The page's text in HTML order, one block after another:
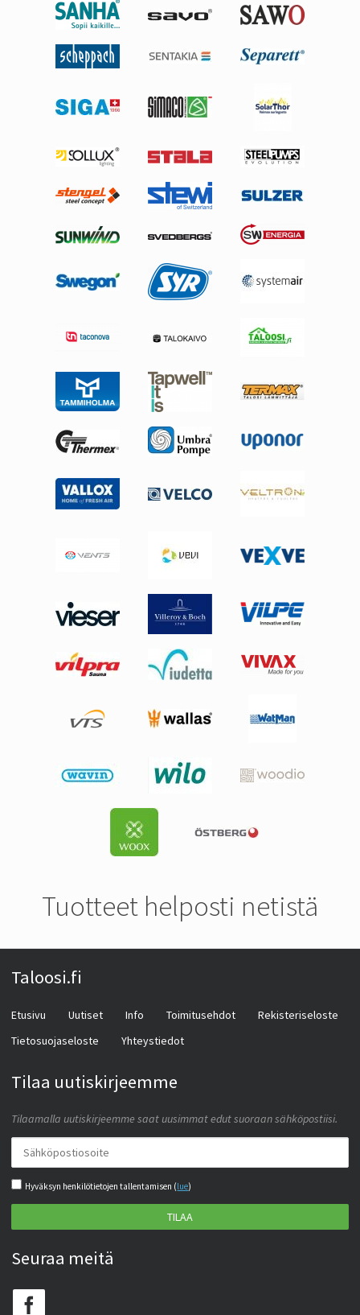
Tuotteet helposti netistä
Taloosi.fi
Etusivu Uutiset Info Toimitusehdot
Rekisteriseloste
Tietosuojaseloste
Yhteystiedot
Tilaa uutiskirjeemme
Tilaamalla uutiskirjeemme saat uusimmat edut suoraan sähköpostiisi.
Hyväksyn henkilötietojen tallentamisen (lue)
TILAA
Seuraa meitä